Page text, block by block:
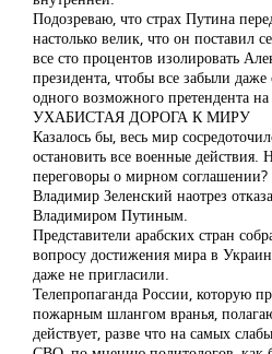
Подозреваю, что страх Путина
настолько велик, что он поставил
все сто процентов изолировать
президента, чтобы все забыли
одного возможного претендента на
УХАБИСТАЯ ДОРОГА К МИРУ
Казалось бы, весь мир
остановить все военные действия.
переговоры о мирном
Владимир Зеленский наотрез
Владимиром Путиным.
Представители арабских стран
вопросу достижения мира в
даже не пригласили.
Телепропаганда России, которую
пожарным шлангом вранья,
действует, разве что на самых